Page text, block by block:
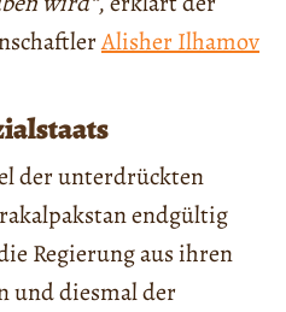
Alisher Ilhamov
der unterdrückten
endgültig
Regierung aus ihren
und diesmal der